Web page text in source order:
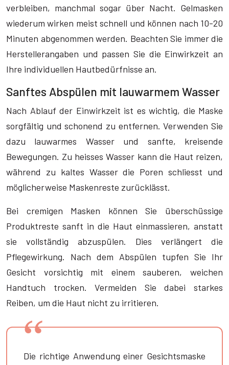
verbleiben, manchmal sogar über Nacht. Gelmasken
wiederum wirken meist schnell und können nach 10-20
Minuten abgenommen werden. Beachten Sie immer die
Herstellerangaben und passen Sie die Einwirkzeit an
Ihre individuellen Hautbedürfnisse an.
Sanftes Abspülen mit lauwarmem Wasser
Nach Ablauf der Einwirkzeit ist es wichtig, die Maske
sorgfältig und schonend zu entfernen. Verwenden Sie
dazu lauwarmes Wasser und sanfte, kreisende
Bewegungen. Zu heisses Wasser kann die Haut reizen,
während zu kaltes Wasser die Poren schliesst und
möglicherweise Maskenreste zurücklässt.
Bei cremigen Masken können Sie überschüssige
Produktreste sanft in die Haut einmassieren, anstatt
sie vollständig abzuspülen. Dies verlängert die
Pflegewirkung. Nach dem Abspülen tupfen Sie Ihr
Gesicht vorsichtig mit einem sauberen, weichen
Handtuch trocken. Vermeiden Sie dabei starkes
Reiben, um die Haut nicht zu irritieren.
Die richtige Anwendung einer Gesichtsmaske